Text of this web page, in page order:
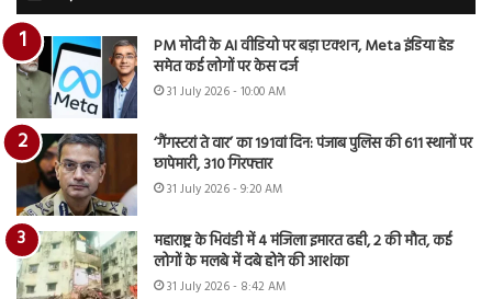
PM मोदी के AI वीडियो पर बड़ा एक्शन, Meta इंडिया हेड
समेत कई लोगों पर केस दर्ज
31 July 2026 - 10:00 AM
‘गैंगस्टरां ते वार’ का 191वां दिन: पंजाब पुलिस की 611 स्थानों पर
छापेमारी, 310 गिरफ्तार
31 July 2026 - 9:20 AM
महाराष्ट्र के भिवंडी में 4 मंजिला इमारत ढही, 2 की मौत, कई
लोगों के मलबे में दबे होने की आशंका
31 July 2026 - 8:42 AM